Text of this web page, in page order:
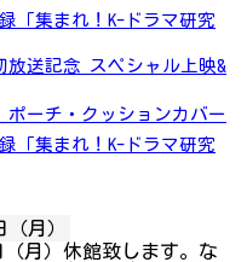
「集まれ！K-ドラマ研究
放送記念 スペシャル上映&
ポーチ・クッションカバー
「集まれ！K-ドラマ研究
月）
（月）休館致します。な